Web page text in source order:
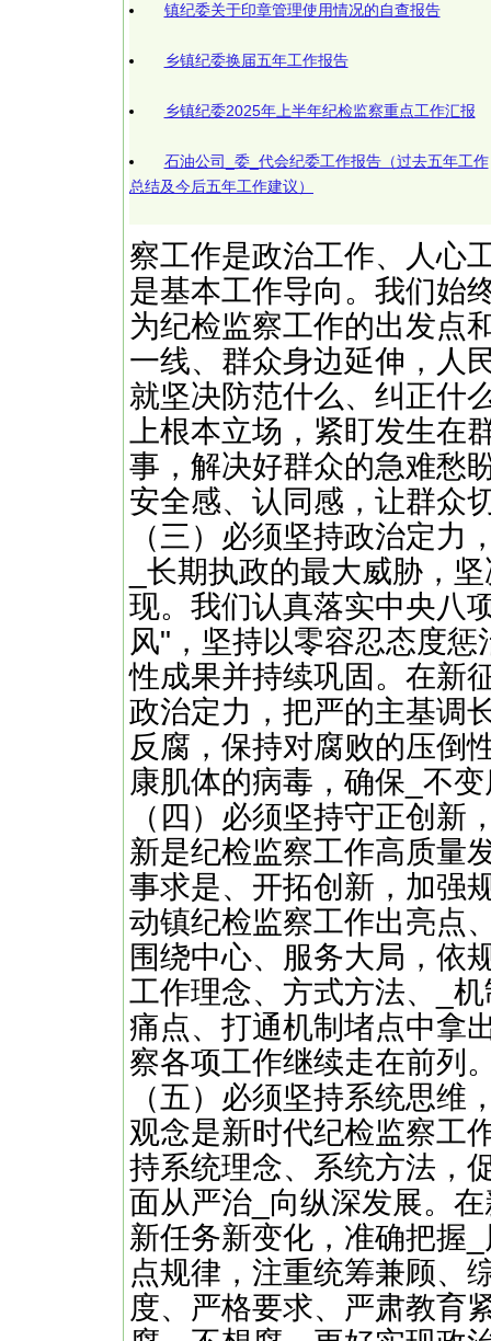
镇纪委关于印章管理使用情况的自查报告
乡镇纪委换届五年工作报告
乡镇纪委2025年上半年纪检监察重点工作汇报
石油公司_委_代会纪委工作报告（过去五年工作
总结及今后五年工作建议）
察工作是政治工作、人心
是基本工作导向。我们始
为纪检监察工作的出发点
一线、群众身边延伸，人
就坚决防范什么、纠正什
上根本立场，紧盯发生在
事，解决好群众的急难愁
安全感、认同感，让群众
（三）必须坚持政治定
_长期执政的最大威胁，
现。我们认真落实中央八
风"，坚持以零容忍态度
性成果并持续巩固。在新
政治定力，把严的主基调
反腐，保持对腐败的压倒
康肌体的病毒，确保_不
（四）必须坚持守正创新
新是纪检监察工作高质量
事求是、开拓创新，加强
动镇纪检监察工作出亮点
围绕中心、服务大局，依
工作理念、方式方法、_
痛点、打通机制堵点中拿
察各项工作继续走在前列
（五）必须坚持系统思维
观念是新时代纪检监察工
持系统理念、系统方法，
面从严治_向纵深发展。
新任务新变化，准确把握
点规律，注重统筹兼顾、
度、严格要求、严肃教育